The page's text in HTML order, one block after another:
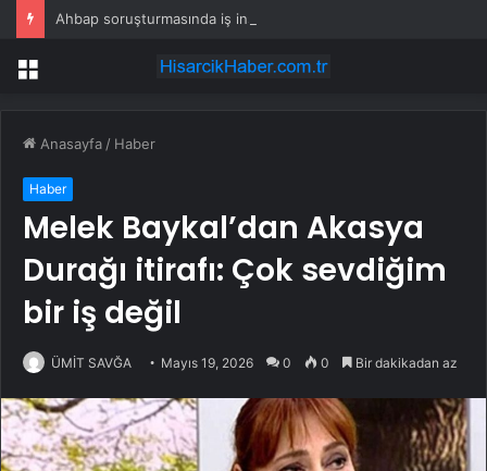
Menü
Anasayfa / Haber
Haber
Melek Baykal’dan Akasya
Durağı itirafı: Çok sevdiğim
bir iş değil
ÜMİT SAVĞA Mayıs 19, 2026 0 0 Bir dakikadan az